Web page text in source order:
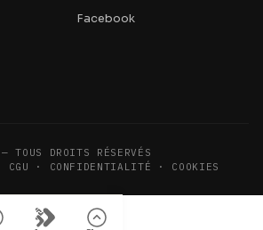
Facebook
TOUS DROITS RÉSERVÉS
CGU · CONFIDENTIALITÉ · COOKIES